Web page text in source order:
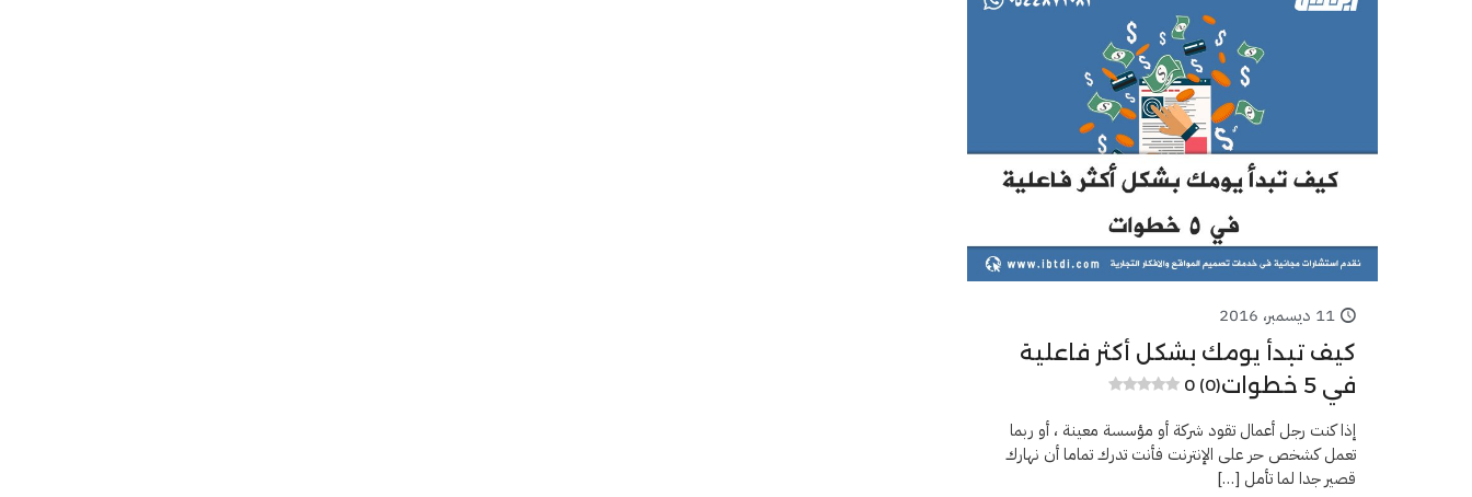
11 ديسمبر، 2016
كيف تبدأ يومك بشكل أكثر فاعلية
في 5 خطوات
0 (0)
إذا كنت رجل أعمال تقود شركة أو مؤسسة معينة ، أو ربما
تعمل كشخص حر على الإنترنت فأنت تدرك تماما أن نهارك
قصير جدا لما تأمل […]